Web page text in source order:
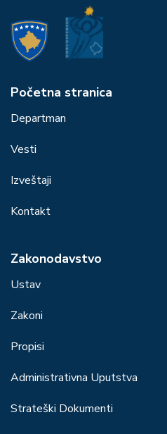
Početna stranica
Departman
Vesti
Izveštaji
Kontakt
Zakonodavstvo
Ustav
Zakoni
Propisi
Administrativna Uputstva
Strateški Dokumenti